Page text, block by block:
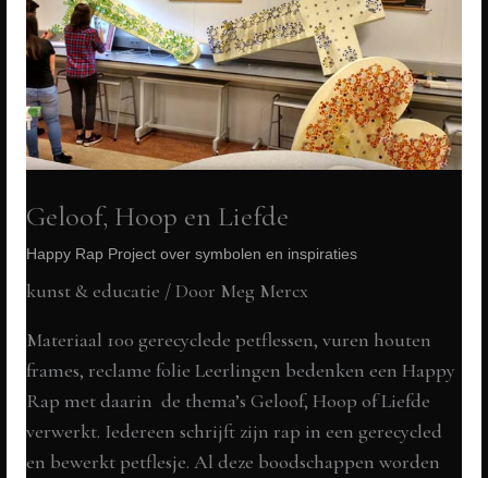
Geloof, Hoop en Liefde
Happy Rap Project over symbolen en inspiraties
kunst & educatie / Door Meg Mercx
Materiaal 100 gerecyclede petflessen, vuren houten
frames, reclame folie Leerlingen bedenken een Happy
Rap met daarin de thema’s Geloof, Hoop of Liefde
verwerkt. Iedereen schrijft zijn rap in een gerecycled
en bewerkt petflesje. Al deze boodschappen worden